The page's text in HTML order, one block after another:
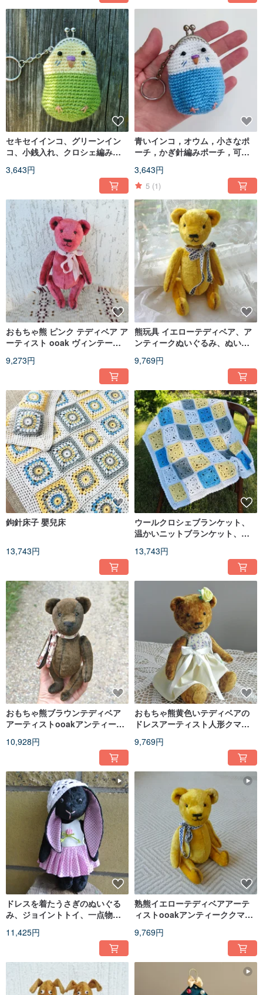
セキセイインコ、グリーンイン
コ、小銭入れ、クロシェ編みポ
ャーム、キーホルダー
3,643円
青いインコ，オウム，小さなポ
ーチ，かぎ針編みポーチ，可愛
ーホルダー
3,643円
5 (1)
おもちゃ熊 ピンク テディベア ア
ーティスト ooak ヴィンテージ
ず ぬいぐるみ
9,273円
熊玩具 イエローテディベア、ア
ンティークぬいぐるみ、ぬいぐ
9,769円
鉤針床子 嬰兒床
13,743円
ウールクロシェブランケット、
温かいニットブランケット、新
13,743円
おもちゃ熊ブラウンテディベア
アーティストooakアンティーク
10,928円
おもちゃ熊黄色いテディベアの
ドレスアーティスト人形クマぬ
ちゃ娃娃
9,769円
ドレスを着たうさぎのぬいぐる
み、ジョイントトイ、一点物の
ニー
11,425円
熟熊イエローテディベアアーテ
ィストooakアンティーククマお
スタイル
9,769円